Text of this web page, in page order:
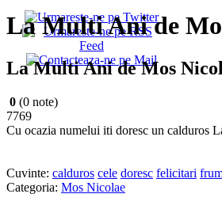
La Multi Ani de
La Multi Ani de Mos
0 (0 note)
7769
Cu ocazia numelui iti doresc un calduros
Cuvinte: calduros cele doresc felicitari
Categoria: Mos Nicolae